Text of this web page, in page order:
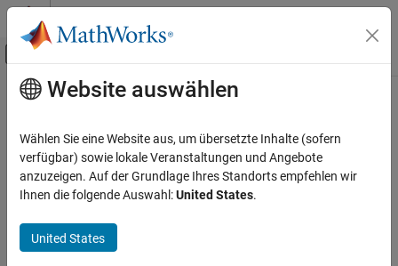
Weiter zum Inhalt
Umschaltung für Off-Canvas-
Startseite der Dokumentation
LTE Toolbox
Kategorie
Modeling Basics
Hauptinhalt
UMTS Test and Measurement
3G waveform generation for W-CDMA, HSPA, and HSPA+
Use these LTE Toolbox™ functions to initialize UMTS reference
measurement channel (RMC) configuration structures and to
Functions
Website auswählen
Wählen Sie eine Website aus, um übersetzte Inhalte (sofern
verfügbar) sowie lokale Veranstaltungen und Angebote
anzuzeigen. Auf der Grundlage Ihres Standorts empfehlen wir
Ihnen die folgende Auswahl:United States.
United States